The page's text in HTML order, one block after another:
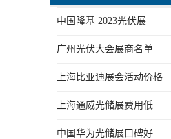
中国隆基 2023光伏展
广州光伏大会展商名单
上海比亚迪展会活动价格
上海通威光储展费用低
中国华为光储展口碑好